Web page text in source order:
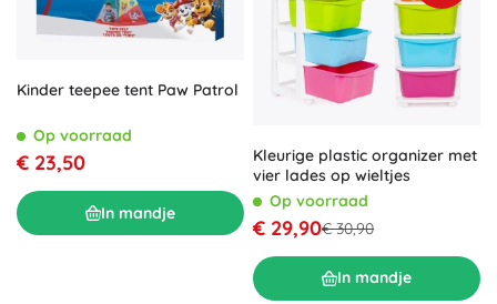
Kinder teepee tent Paw Patrol
Op voorraad
€ 23,50
In mandje
Kleurige plastic organizer met
vier lades op wieltjes
Op voorraad
€ 29,90€ 30,90
In mandje